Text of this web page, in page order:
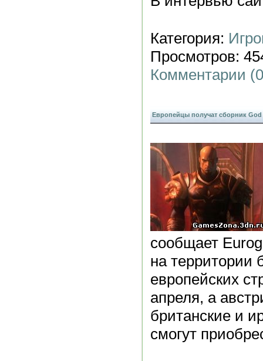
Категория:
Просмотров:
Комментарии
Европейцы получат сборник
сообщает
на территории
европейских
апреля, а
британские и
смогут